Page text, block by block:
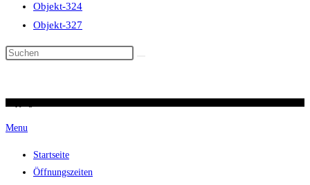
Objekt-324
Objekt-327
Diese
Menu
Startseite
Öffnungszeiten